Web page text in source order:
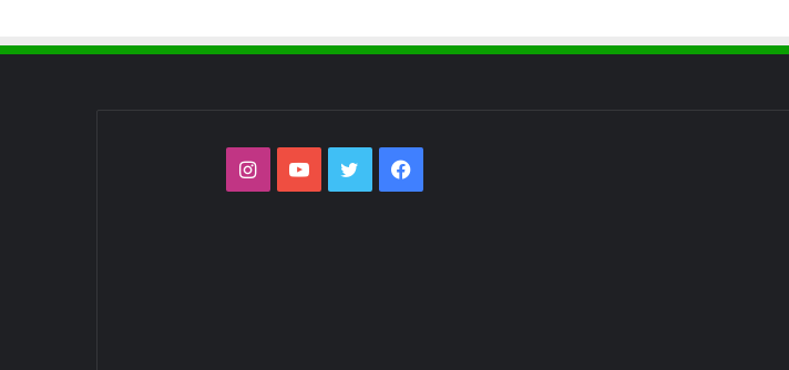
فيسبوك تويتر يوتيوبانستقرام